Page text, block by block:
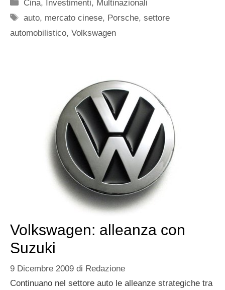
Cina, Investimenti, Multinazionali
Tag
auto, mercato cinese, Porsche,settore
automobilistico, Volkswagen
Volkswagen: alleanza con
Suzuki
9 Dicembre 2009 di Redazione
Continuano nel settore auto le alleanze strategiche tra